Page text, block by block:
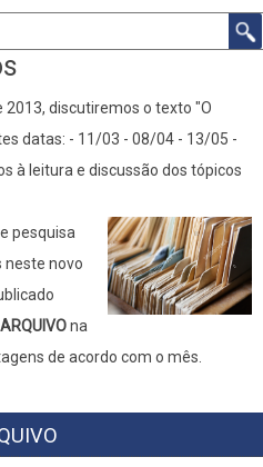
discutiremos o texto "O
datas: - 11/03 - 08/04 - 13/05 -
à leitura e discussão dos tópicos
pesquisa
neste novo
ARQUIVOna
de acordo com o mês.